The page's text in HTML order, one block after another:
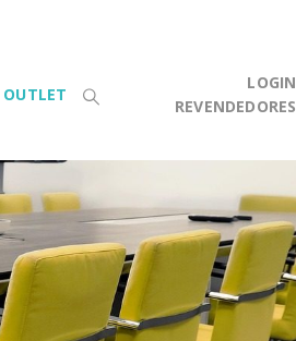
OUTLET
LOGIN
REVENDEDORES